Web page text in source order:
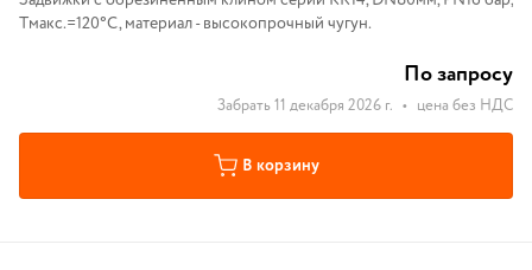
Tмакс.=120°С, материал - высокопрочный чугун.
По запросу
Забрать 11 декабря 2026 г. • цена без НДС
В корзину